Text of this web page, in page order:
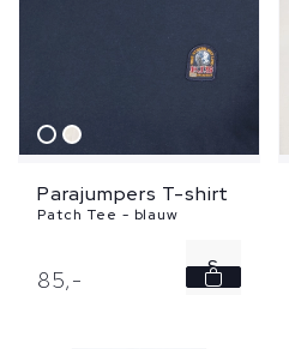
Parajumpers T-shirt
Patch Tee - blauw
85,- S